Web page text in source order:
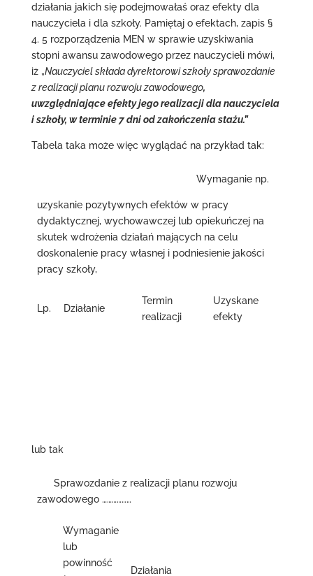
działania jakich się podejmowałaś oraz efekty dla
nauczyciela i dla szkoły. Pamiętaj o efektach, zapis §
4. 5 rozporządzenia MEN w sprawie uzyskiwania
stopni awansu zawodowego przez nauczycieli mówi,
iż „Nauczyciel składa dyrektorowi szkoły sprawozdanie
z realizacji planu rozwoju zawodowego,
uwzględniające efekty jego realizacji dla nauczyciela
i szkoły, w terminie 7 dni od zakończenia stażu.”
Tabela taka może więc wyglądać na przykład tak:
Wymaganie np.
uzyskanie pozytywnych efektów w pracy
dydaktycznej, wychowawczej lub opiekuńczej na
skutek wdrożenia działań mających na celu
doskonalenie pracy własnej i podniesienie jakości
pracy szkoły,
Lp. Działanie
Termin
realizacji
Uzyskane
efekty
lub tak
Sprawozdanie z realizacji planu rozwoju
zawodowego ………………
Wymaganie
lub
powinność
Działania